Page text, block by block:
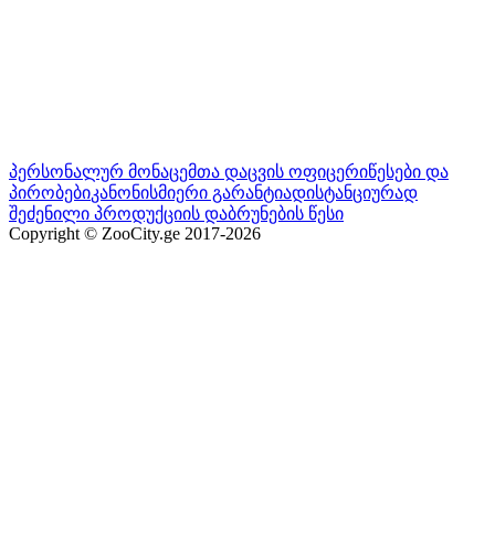
პერსონალურ მონაცემთა დაცვის ოფიცერიწესები და
პირობებიკანონისმიერი გარანტიადისტანციურად
შეძენილი პროდუქციის დაბრუნების წესი
Copyright © ZooCity.ge 2017-2026